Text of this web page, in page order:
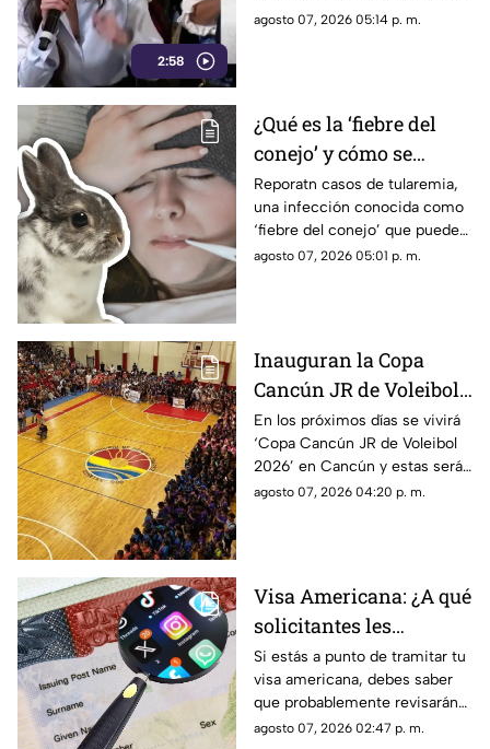
2:58
mayor alcance y
credibilidad de México
El estudio internacional de
evidencia, nadie puede.
agosto 07, 2026 05:14 p. m.
¿Qué es la ‘fiebre del
conejo’ y cómo se
contagia? Reportan
casos de tularemia y
genera alerta en la
población
Reporatn casos de tularemia,
una infección conocida como
‘fiebre del conejo’ que puede
resultar muy grave. Te
agosto 07, 2026 05:01 p. m.
Inauguran la Copa
Cancún JR de Voleibol
2026 en Cancún; aquí
las fechas, categorías y
premios
En los próximos días se vivirá
‘Copa Cancún JR de Voleibol
2026’ en Cancún y estas serán
las fechas, las categorías y los
agosto 07, 2026 04:20 p. m.
Visa Americana: ¿A qué
solicitantes les
revisarán las redes
sociales para su
proceso?
Si estás a punto de tramitar tu
visa americana, debes saber
que probablemente revisarán
tus redes sociales, así que te
agosto 07, 2026 02:47 p. m.